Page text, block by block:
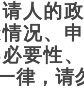
人的
况、
要性
律，请